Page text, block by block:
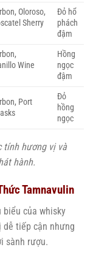
Oloroso,
Sherry
Đỏ hổ
phách
đậm
Wine
Hồng
ngọc
đậm
Port
Đỏ
hồng
ngọc
tính hương vị và
hành.
Tamnavulin
của whisky
dễ tiếp cận nhưng
sành rượu.